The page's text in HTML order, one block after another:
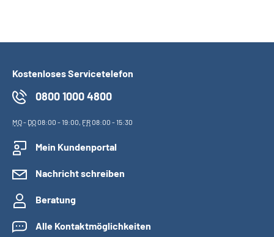
Kostenloses Servicetelefon
0800 1000 4800
MO- DO08:00 - 19:00, FR08:00 - 15:30
Mein Kundenportal
Nachricht schreiben
Beratung
Alle Kontaktmöglichkeiten